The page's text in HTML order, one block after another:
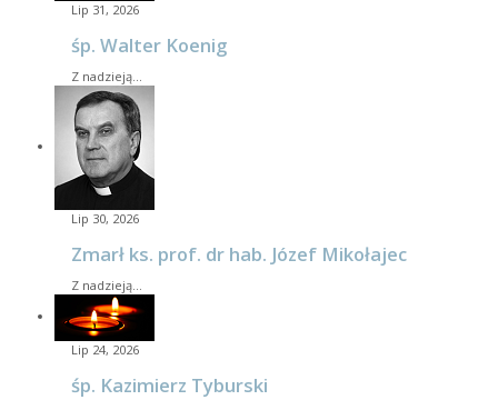
Lip 31, 2026
śp. Walter Koenig
Z nadzieją…
Lip 30, 2026
Zmarł ks. prof. dr hab. Józef Mikołajec
Z nadzieją…
Lip 24, 2026
śp. Kazimierz Tyburski